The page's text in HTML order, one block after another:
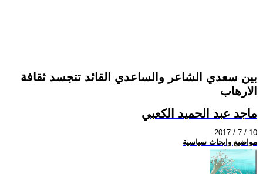
بين سعدي الشاعر والساعدي القائد تتجسد ثقافة
الارهاب
ماجد عبد الحميد الكعبي
2017 / 7 / 10
مواضيع وابحاث سياسية